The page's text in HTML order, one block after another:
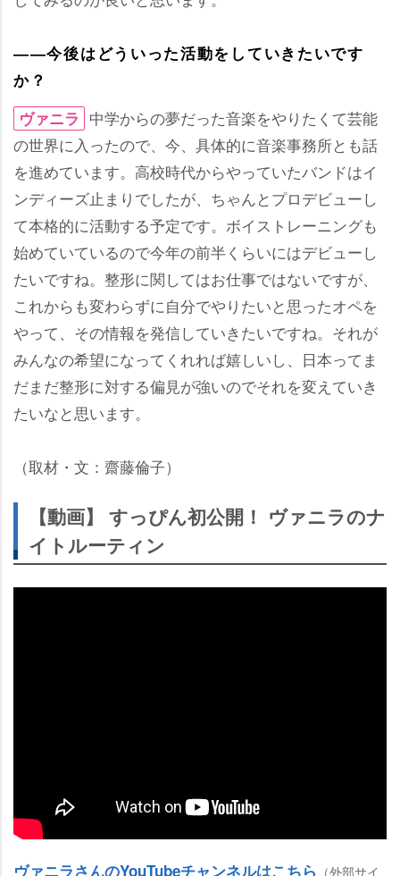
――今後はどういった活動をしていきたいです
か？
ヴァニラ 中学からの夢だった音楽をやりたくて芸能
の世界に入ったので、今、具体的に音楽事務所とも話
を進めています。高校時代からやっていたバンドはイ
ンディーズ止まりでしたが、ちゃんとプロデビューし
て本格的に活動する予定です。ボイストレーニングも
始めていているので今年の前半くらいにはデビューし
たいですね。整形に関してはお仕事ではないですが、
これからも変わらずに自分でやりたいと思ったオペを
って、その情報を発信していきたいですね。それが
みんなの希望になってくれれば嬉しいし、日本ってま
だまだ整形に対する偏見が強いのでそれを変えていき
たいなと思います。
（取材・文：齋藤倫子）
【動画】 すっぴん初公開！ ヴァニラのナ
イトルーティン
ヴァニラさんのYouTubeチャンネルはこちら （外部サイ